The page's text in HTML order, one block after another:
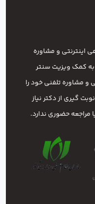
اینترنتی و مشاوره
به کمک ویزیت سنتر
و مشاوره تلفنی خود را
گیری از دکتر نیاز
حضوری ندارد.